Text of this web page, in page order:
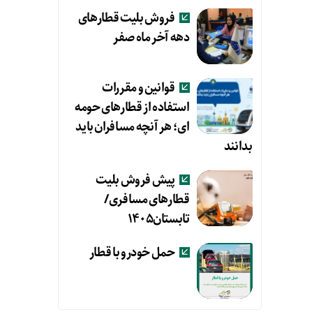
فروش بلیت قطارهای
دهه آخر ماه صفر
قوانین و مقررات
استفاده از قطارهای حومه
ای؛ هر آنچه مسافران باید
بدانند
پیش فروش بلیت
قطارهای مسافری/
تابستان۱۴۰۵
حمل خودرو با قطار